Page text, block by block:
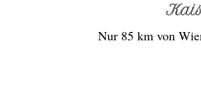
Nur 85 km von